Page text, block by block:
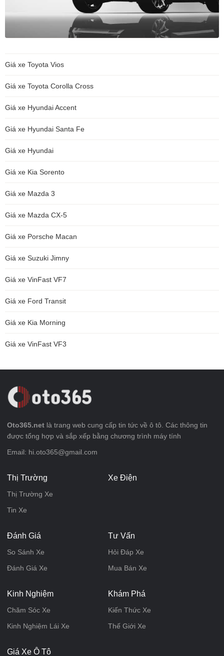
Giá xe Toyota Vios
Giá xe Toyota Corolla Cross
Giá xe Hyundai Accent
Giá xe Hyundai Santa Fe
Giá xe Hyundai
Giá xe Kia Sorento
Giá xe Mazda 3
Giá xe Mazda CX-5
Giá xe Porsche Macan
Giá xe Suzuki Jimny
Giá xe VinFast VF7
Giá xe Ford Transit
Giá xe Kia Morning
Giá xe VinFast VF3
Oto365.net là trang web cung cấp tin tức về ô tô. Các thông tin
được tổng hợp và sắp xếp bằng chương trình máy tính
Email: hi.oto365@gmail.com
Thị Trường
Thị Trường Xe
Tin Xe
Xe Điện
Đánh Giá
So Sánh Xe
Đánh Giá Xe
Tư Vấn
Hỏi Đáp Xe
Mua Bán Xe
Kinh Nghiệm
Chăm Sóc Xe
Kinh Nghiệm Lái Xe
Khám Phá
Kiến Thức Xe
Thế Giới Xe
Giá Xe Ô Tô